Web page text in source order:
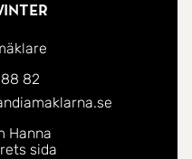
82
Hanna
sida